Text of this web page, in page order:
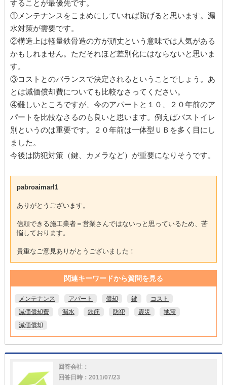
することが最優先です。
①メンテナンスをこまめにしていれば防げると思います。漏
水対策が需要です。
②構造上は軽量鉄骨造の方が頑丈という意味では人気がある
かもしれません。ただそれほど差別化にはならないと思いま
す。
③コストとのバランスで決定されるということでしょう。あ
とは減価償却費についても比較なさってください。
④難しいところですが、今のアパートと１０、２０年前のア
パートを比較なさるのも良いと思います。例えばバストイレ
別というのは重要です。２０年前は一体型ＵＢを多く目にし
ました。
今後は防犯対策（鍵、カメラなど）が重要になりそうです。
pabroaimarl1
ありがとうございます。
信頼できる施工業者＝営業さんではないっと思っているため、苦
悩しております。
貴重なご意見ありがとうございました！
関連キーワードから質問を見る
メンテナンス アパート 償却 鍵
コスト
減価償却費
漏水 鉄筋 防犯 震災
地震
減価償却
回答会社：
回答日時：2011/07/23